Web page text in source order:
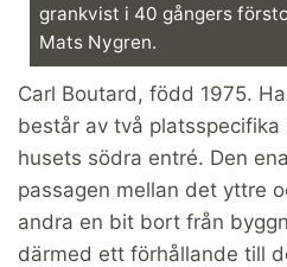
grankvist i 40 gångers
Mats Nygren.
Carl Boutard, född 1975.
består av två
husets södra entré. Den
passagen mellan det yttre
andra en bit bort från
därmed ett förhållande till